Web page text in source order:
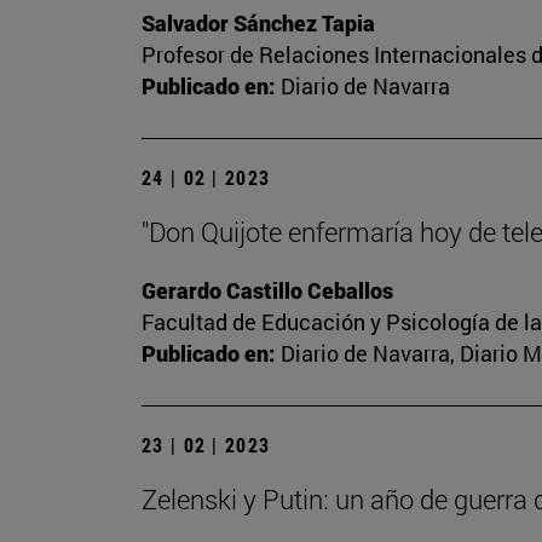
Salvador Sánchez Tapia
Profesor de Relaciones Internacionales
Publicado en: Diario de Navarra
24 | 02 | 2023
"Don Quijote enfermaría hoy de
Gerardo Castillo Ceballos
Facultad de Educación y Psicología de
Publicado en: Diario de Navarra, Diario
23 | 02 | 2023
Zelenski y Putin: un año de guerra